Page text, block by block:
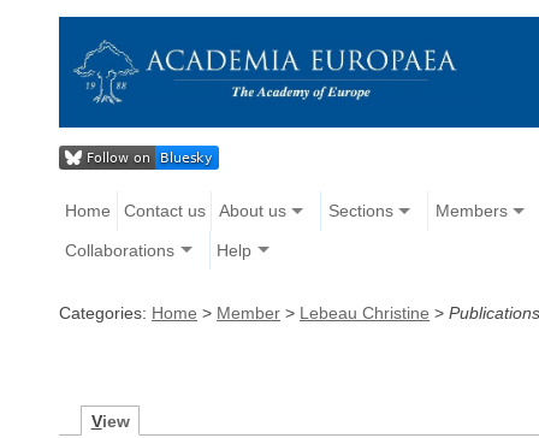
Home Contact us About us Sections Members
Collaborations Help
Categories: Home > Member > Lebeau Christine > Publications
View